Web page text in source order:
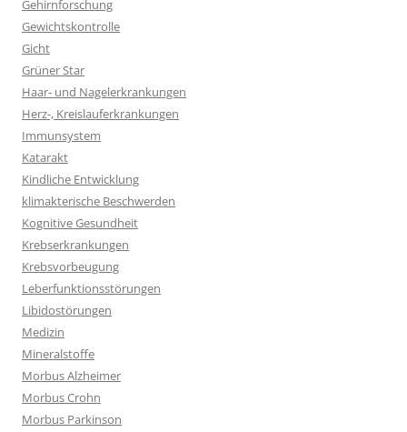
Gehirnforschung
Gewichtskontrolle
Gicht
Grüner Star
Haar- und Nagelerkrankungen
Herz-, Kreislauferkrankungen
Immunsystem
Katarakt
Kindliche Entwicklung
klimakterische Beschwerden
Kognitive Gesundheit
Krebserkrankungen
Krebsvorbeugung
Leberfunktionsstörungen
Libidostörungen
Medizin
Mineralstoffe
Morbus Alzheimer
Morbus Crohn
Morbus Parkinson